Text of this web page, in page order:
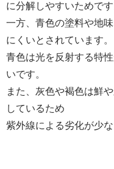
に分解しやすいためです
一方、青色の塗料や地
にくいとされています。
青色は光を反射する特
いです。
また、灰色や褐色は鮮
しているため
紫外線による劣化が少な